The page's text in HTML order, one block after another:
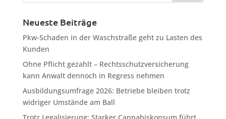
Neueste Beiträge
Pkw-Schaden in der Waschstraße geht zu Lasten des
Kunden
Ohne Pflicht gezahlt – Rechtsschutzversicherung
kann Anwalt dennoch in Regress nehmen
Ausbildungsumfrage 2026: Betriebe bleiben trotz
widriger Umstände am Ball